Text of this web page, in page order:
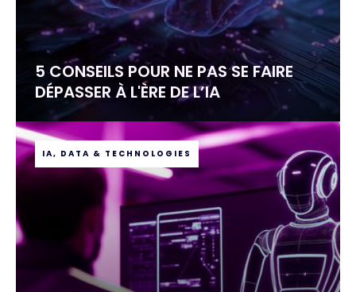
5 CONSEILS POUR NE PAS SE FAIRE
DÉPASSER À L'ÈRE DE L’IA
IA, DATA & TECHNOLOGIES